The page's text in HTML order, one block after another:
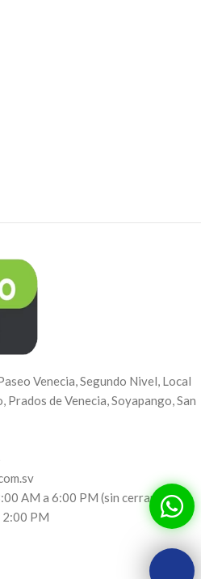
Venecia, Segundo Nivel, Local
de Venecia, Soyapango, San
AM a 6:00 PM (sin cerrar al
2:00 PM